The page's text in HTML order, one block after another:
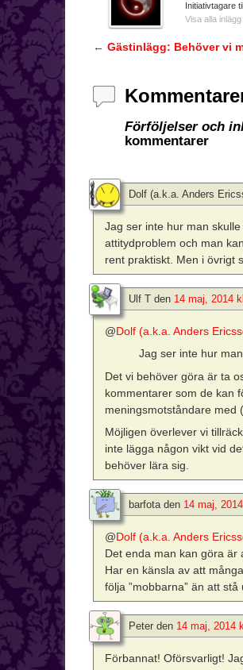
Initiativtagare
Visa alla
Inläggsnavigering
← Gästinlägg: Behöver vi
Förföljelser och
kommentarer
Dolf (a.k.a. Anders
Jag ser inte hur man
attitydproblem och man
rent praktiskt. Men i övrigt
Ulf T den 14 maj, 2014
@Dolf (a.k.a. Anders
Jag ser inte hur
Det vi behöver göra är ta
kommentarer som de kan
meningsmotståndare med
Möjligen överlever vi
inte lägga någon vikt vid
behöver lära sig.
barfota den 14 maj,
@Dolf (a.k.a. Anders
Det enda man kan göra är
Har en känsla av att
följa ”mobbarna” än att
Peter den 14 maj, 2014
Förbannat! Oförsvarligt!